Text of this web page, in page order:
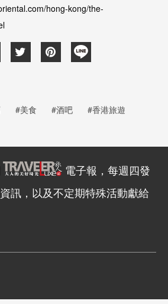
hong-kong/the-
#美食 #酒吧 #香港旅遊
電子報，每週四發
訊，以及不定期特殊活動獻給